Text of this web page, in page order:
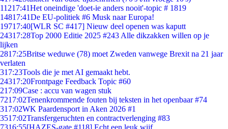
11217:41Het oneindige 'doet-ie anders nooit'-topic # 1819
14817:41De EU-politiek #6 Musk naar Europa!
19717:40[WLR SC #417] Nieuw deel openen was kaputt
24317:28Top 2000 Editie 2025 #243 Alle dikzakken willen op je
lijken
2817:25Britse weduwe (78) moet Zweden vanwege Brexit na 21 jaar
verlaten
317:23Tools die je met AI gemaakt hebt.
24317:20Frontpage Feedback Topic #60
217:09Case : accu van wagen stuk
7217:02Tenenkrommende fouten bij teksten in het openbaar #74
317:02WK Paardensport in Aken 2026 #1
3517:02Transfergeruchten en contractverlenging #83
7316:55[HAZES-gate #118] Echt een leuk wijf